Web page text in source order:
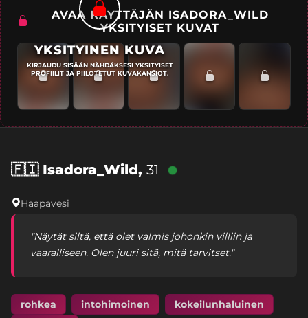
YKSITYINEN KUVA
KIRJAUDU SISÄÄN NÄHDÄKSESI YKSITYISET
PROFIILIT JA PIILOTETUT KUVAKANSIOT.
AVAA KÄYTTÄJÄN ISADORA_WILD
YKSITYISET KUVAT
🇫🇮Isadora_Wild, 31
Haapavesi
"Näytät siltä, että olet valmis johonkin villiin ja
vaaralliseen. Olen juuri sitä, mitä tarvitset."
rohkea intohimoinen
kokeilunhaluinen